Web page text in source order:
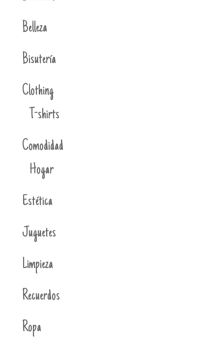
Belleza
Bisutería
Clothing
T-shirts
Comodidad
Hogar
Estética
Juguetes
Limpieza
Recuerdos
Ropa